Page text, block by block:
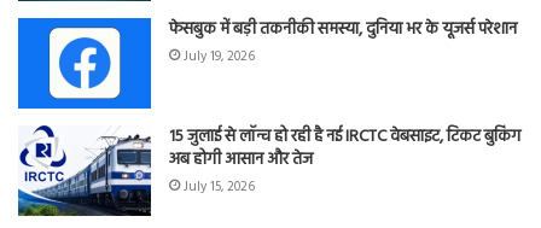
फेसबुक में बड़ी तकनीकी समस्या, दुनिया भर के यूजर्स परेशान
July 19, 2026
15 जुलाई से लॉन्च हो रही है नई IRCTC वेबसाइट, टिकट बुकिंग
अब होगी आसान और तेज
July 15, 2026